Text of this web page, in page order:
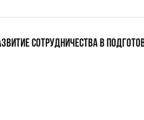
СОТРУДНИЧЕСТВА В